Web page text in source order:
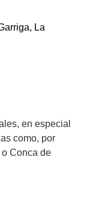
La
en especial
como, por
Conca de